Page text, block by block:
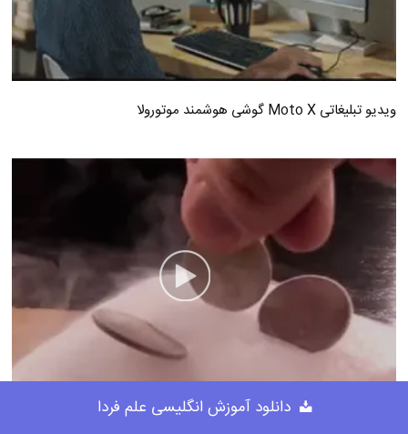
ویدیو تبلیغاتی Moto X گوشی هوشمند موتورولا
دانلود آموزش انگلیسی علم فردا